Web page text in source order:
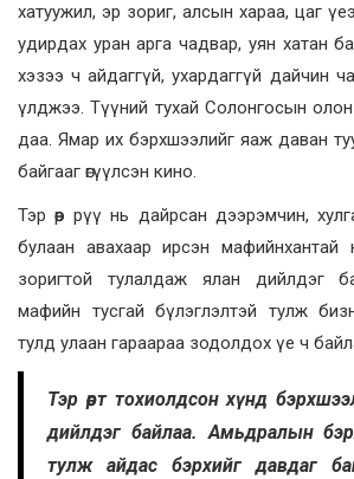
хатуужил, эр зориг, алсын хараа, цаг
удирдах уран арга чадвар, уян хатан
хэзээ ч айдаггүй, ухардаггүй дайчин
үлджээ. Түүний тухай Солонгосын
даа. Ямар их бэрхшээлийг яаж даван
байгааг өгүүлсэн кино.
Тэр өөр рүү нь дайрсан дээрэмчин,
булаан авахаар ирсэн мафийнхантай
зоригтой тулалдаж ялан дийлдэг
мафийн тусгай бүлэглэлтэй тулж
тулд улаан гараараа зодолдох үе ч
Тэр өөрт тохиолдсон хүнд
дийлдэг байлаа. Амьдралын
тулж айдас бэрхийг давдаг